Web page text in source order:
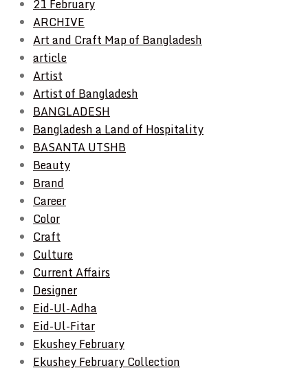
21 February
ARCHIVE
Art and Craft Map of Bangladesh
article
Artist
Artist of Bangladesh
BANGLADESH
Bangladesh a Land of Hospitality
BASANTA UTSHB
Beauty
Brand
Career
Color
Craft
Culture
Current Affairs
Designer
Eid-Ul-Adha
Eid-Ul-Fitar
Ekushey February
Ekushey February Collection